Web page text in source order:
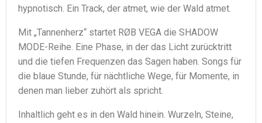
hypnotisch. Ein Track, der atmet, wie der Wald atmet.
Mit „Tannenherz“ startet RØB VEGA die SHADOW
MODE-Reihe. Eine Phase, in der das Licht zurücktritt
und die tiefen Frequenzen das Sagen haben. Songs für
die blaue Stunde, für nächtliche Wege, für Momente, in
denen man lieber zuhört als spricht.
Inhaltlich geht es in den Wald hinein. Wurzeln, Steine,